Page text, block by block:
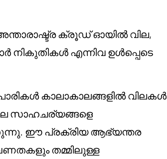
ക്രൂഡ് ഓയിൽ വില,
എന്നിവ ഉൾപ്പെടെ
കാലാകാലങ്ങളിൽ വിലകൾ
സാഹചര്യങ്ങളെ
ഈ പ്രക്രിയ ആഭ്യന്തര
തമ്മിലുള്ള